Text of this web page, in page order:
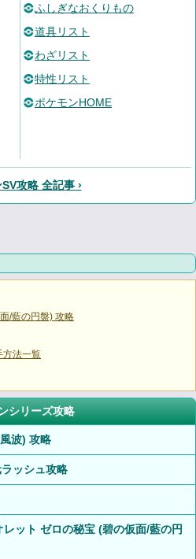
ふしぎなおくりもの
道具リスト
わざリスト
特性リスト
ポケモンHOME
攻略 全記事 ›
/藍の円盤) 攻略
方法一覧
シリーズ攻略
波) 攻略
ッシュ攻略
ット ゼロの秘宝 (碧の仮面/藍の円